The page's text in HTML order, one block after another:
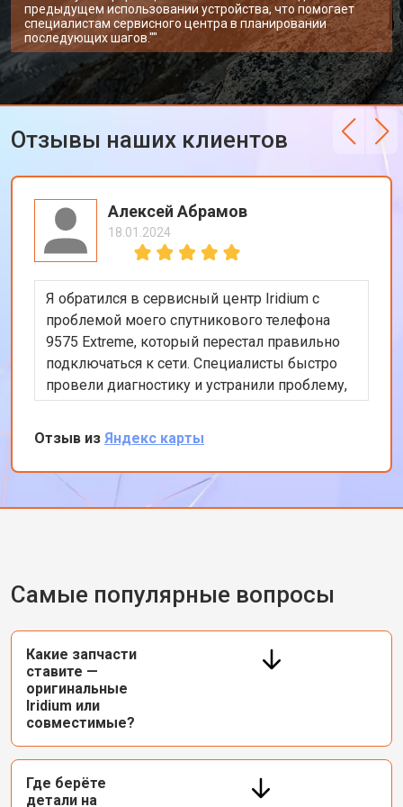
предыдущем использовании устройства, что помогает
специалистам сервисного центра в планировании
последующих шагов.""
Отзывы наших клиентов
Алексей Абрамов
18.01.2024
Я обратился в сервисный центр Iridium с
проблемой моего спутникового телефона
9575 Extreme, который перестал правильно
подключаться к сети. Специалисты быстро
провели диагностику и устранили проблему,
связанную с антенной. Я остался доволен
оперативностью и качеством работы. Теперь
мой телефон работает безупречно. Спасибо
за вашу профессиональную помощь!
Отзыв из Яндекс карты
Самые популярные вопросы
Какие запчасти
ставите —
оригинальные
Iridium или
совместимые?
Где берёте
детали на